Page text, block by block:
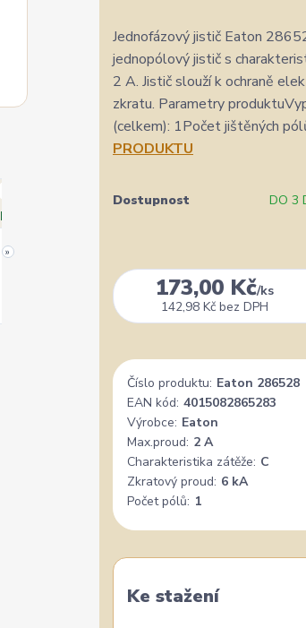
Přidáno 4. srpna ·Heureka.cz
Doporučuje obchod
ceny
»
Jednofázový jistič Eaton
jednopólový jistič s
2 A. Jistič slouží k ochraně
zkratu. Parametry
(celkem): 1Počet jištěných
PRODUKTU
Dostupnost DO 3
173,00 Kč/ks
142,98 Kč bez DPH
Číslo produktu: Eaton 286528
EAN kód: 4015082865283
Výrobce: Eaton
Max.proud: 2 A
Charakteristika zátěže: C
Zkratový proud: 6 kA
Počet pólů: 1
Ke stažení